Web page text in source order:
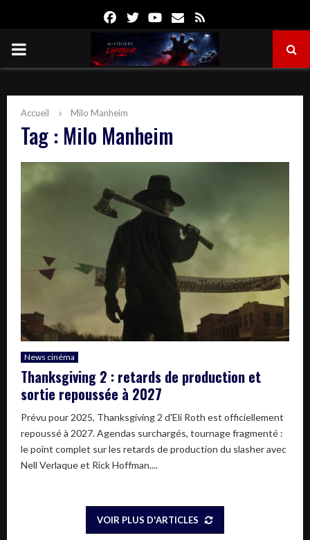
FacebookTwitterYoutube
Email
PRIMARY
Accueil Milo Manheim
Tag : Milo Manheim
News cinéma
Thanksgiving 2 : retards de production et
sortie repoussée à 2027
Prévu pour 2025, Thanksgiving 2 d'Eli Roth est officiellement
repoussé à 2027. Agendas surchargés, tournage fragmenté :
le point complet sur les retards de production du slasher avec
Nell Verlaque et Rick Hoffman....
VOIR PLUS D'ARTICLES